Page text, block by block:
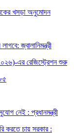
খসড়া অনুমোদন
জ্বালানিমন্ত্রী
এর রেজিস্ট্রেশন শুরু
নেই : প্রধানমন্ত্রী
করতে চায় সরকার :